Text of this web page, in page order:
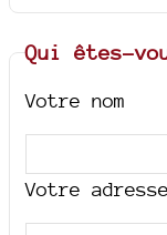
Qui êtes-
Votre nom
Votre